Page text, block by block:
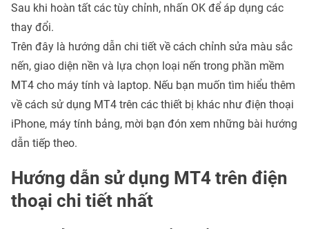
Sau khi hoàn tất các tùy chỉnh, nhấn OK để áp dụng các
thay đổi.
Trên đây là hướng dẫn chi tiết về cách chỉnh sửa màu sắc
nến, giao diện nền và lựa chọn loại nến trong phần mềm
MT4 cho máy tính và laptop. Nếu bạn muốn tìm hiểu thêm
về cách sử dụng MT4 trên các thiết bị khác như điện thoại
iPhone, máy tính bảng, mời bạn đón xem những bài hướng
dẫn tiếp theo.
Hướng dẫn sử dụng MT4 trên điện
thoại chi tiết nhất